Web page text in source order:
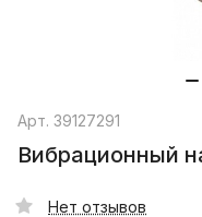
Арт. 39127291
Вибрационный
Нет отзывов